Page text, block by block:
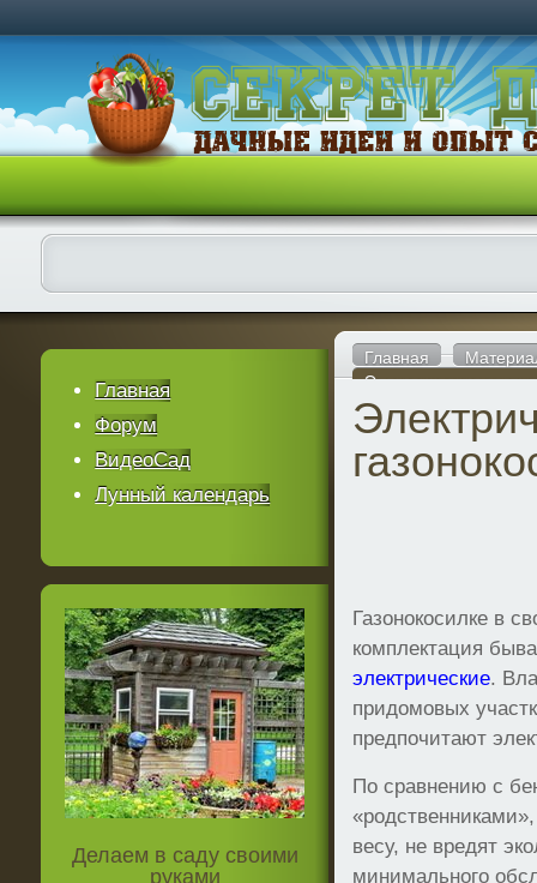
Главная
Электрические
Газонокосилке в
комплектация
электрические.
придомовых
предпочитают
По сравнению с
весу, не вредят
минимального
Главная
Форум
ВидеоСад
Лунный календарь
Делаем в саду своими
руками